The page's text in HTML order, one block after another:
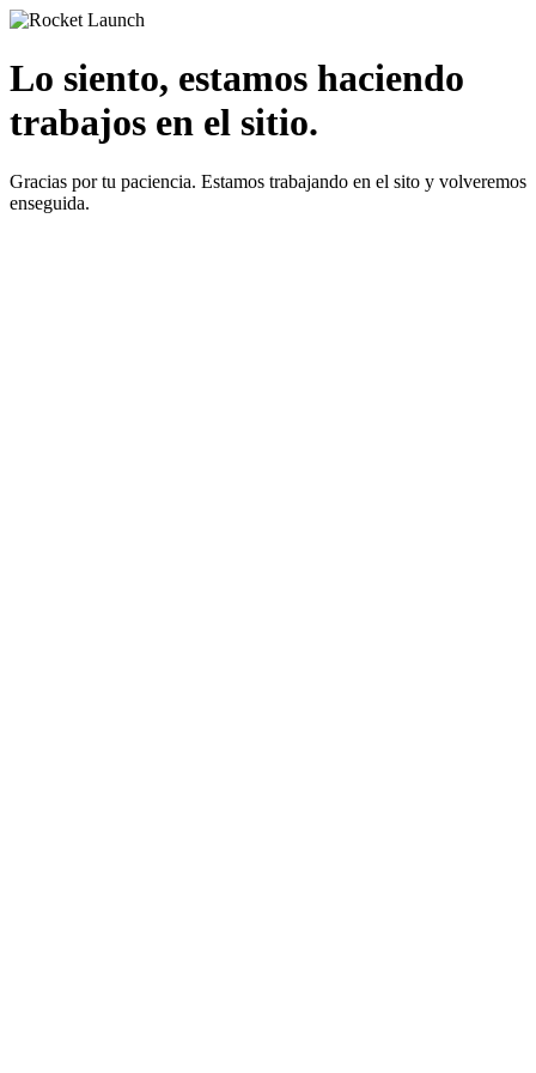
Lo siento, estamos haciendo
trabajos en el sitio.
Gracias por tu paciencia. Estamos trabajando en el sito y volveremos
enseguida.